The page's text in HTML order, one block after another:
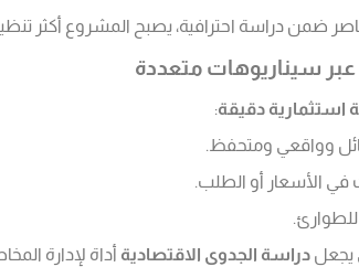
ضمن دراسة احترافية، يصبح المشروع أكثر
عبر سيناريوهات متعددة
استثمارية دقيقة:
وواقعي ومتحفظ.
في الأسعار أو الطلب.
يجعل دراسة الجدوى الاقتصادية أداة لإدارة